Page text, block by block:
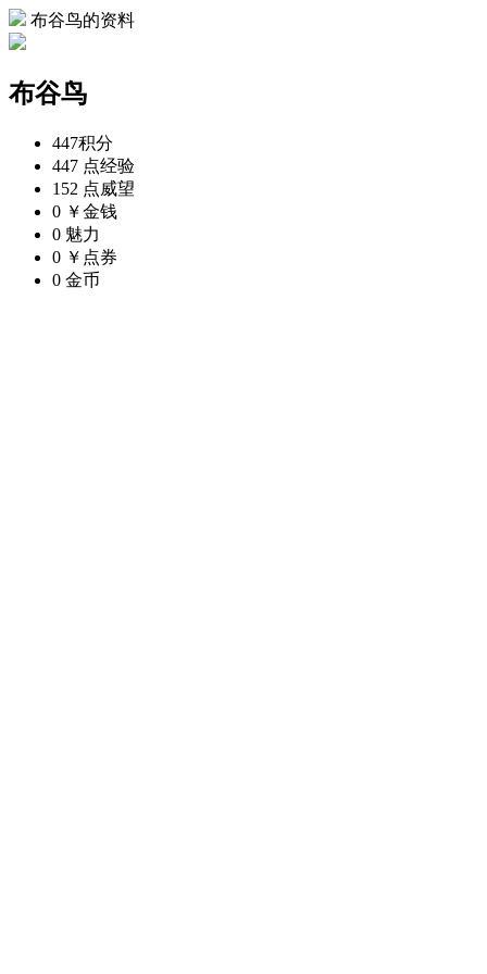
布谷鸟的资料
布谷鸟
447积分
447 点经验
152 点威望
0 ￥金钱
0 魅力
0 ￥ 点券
0 金币